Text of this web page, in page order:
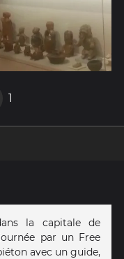
1
la capitale de
par un Free
avec un guide,